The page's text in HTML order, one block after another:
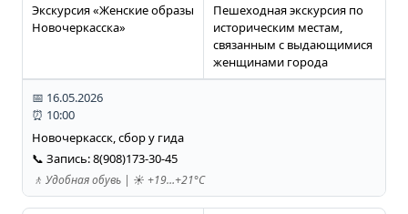
Экскурсия «Женские образы
Новочеркасска»
Пешеходная экскурсия по
историческим местам,
связанным с выдающимися
женщинами города
📅 16.05.2026
⏰ 10:00
Новочеркасск, сбор у гида
📞 Запись: 8(908)173-30-45
🚶 Удобная обувь | ☀️ +19…+21°C